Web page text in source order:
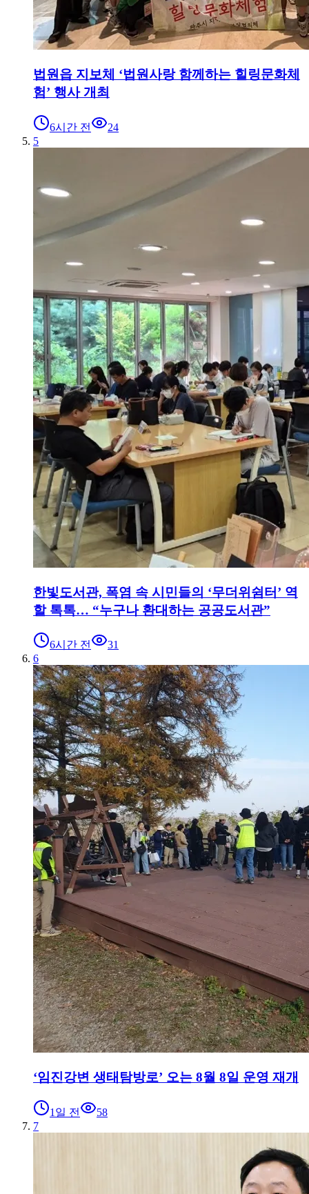
법원읍 지보체 ‘법원사랑 함께하는 힐링문화체
험’ 행사 개최
6시간 전
24
5
한빛도서관, 폭염 속 시민들의 ‘무더위쉼터’ 역
할 톡톡… “누구나 환대하는 공공도서관”
6시간 전
31
6
‘임진강변 생태탐방로’ 오는 8월 8일 운영 재개
1일 전
58
7